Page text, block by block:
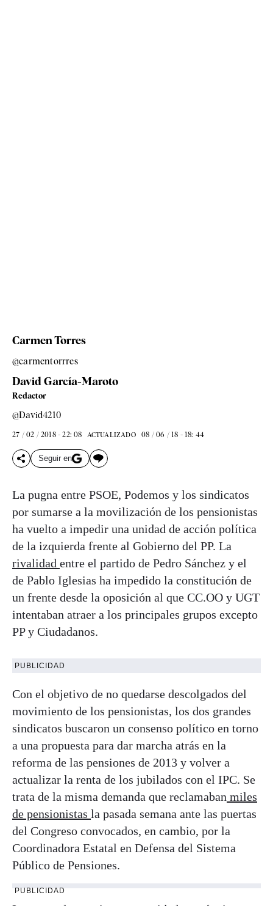
Carmen Torres
@carmentorrres
David García-Maroto
Redactor
@David4210
27 / 02 / 2018 - 22: 08 ACTUALIZADO 08 / 06 / 18 - 18: 44
Seguir en
La pugna entre PSOE, Podemos y los sindicatos
por sumarse a la movilización de los pensionistas
ha vuelto a impedir una unidad de acción política
de la izquierda frente al Gobierno del PP. La
rivalidad entre el partido de Pedro Sánchez y el
de Pablo Iglesias ha impedido la constitución de
un frente desde la oposición al que CC.OO y UGT
intentaban atraer a los principales grupos excepto
PP y Ciudadanos.
PUBLICIDAD
Con el objetivo de no quedarse descolgados del
movimiento de los pensionistas, los dos grandes
sindicatos buscaron un consenso político en torno
a una propuesta para dar marcha atrás en la
reforma de las pensiones de 2013 y volver a
actualizar la renta de los jubilados con el IPC. Se
trata de la misma demanda que reclamaban miles
de pensionistas la pasada semana ante las puertas
del Congreso convocados, en cambio, por la
Coordinadora Estatal en Defensa del Sistema
Público de Pensiones.
PUBLICIDAD